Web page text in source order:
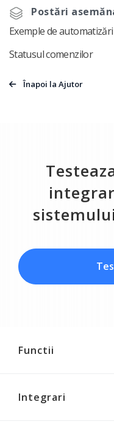
Postări
Exemple de automatizări
Statusul comenzilor
Înapoi la Ajutor
Functii
Integrari